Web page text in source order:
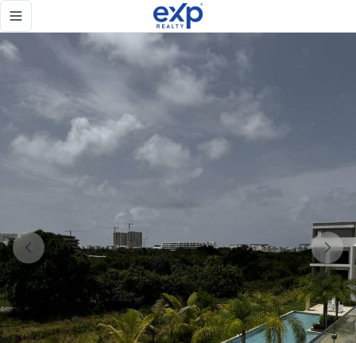
Toggle navigation menu
Apartamento en Venta Libre de Impuestos en Cana Cove –